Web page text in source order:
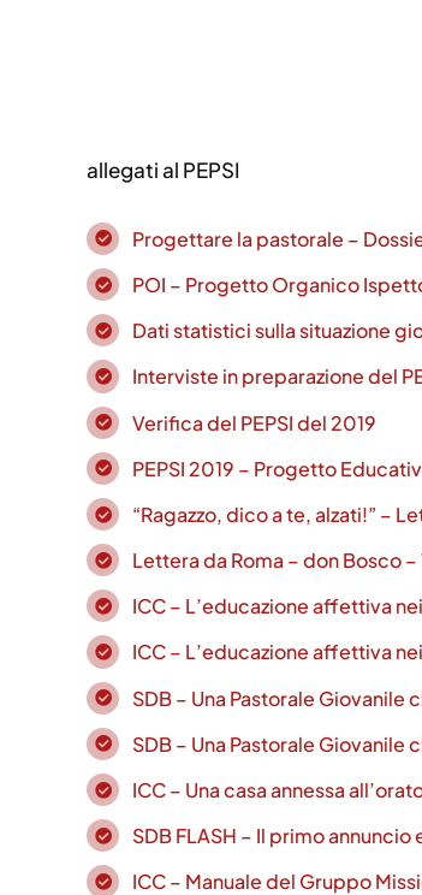
allegati al PEPSI
Progettare la pastorale –
POI – Progetto Organico
Dati statistici sulla situazione
Interviste in preparazione del
Verifica del PEPSI del 2019
PEPSI 2019 – Progetto
“Ragazzo, dico a te, alzati!” –
Lettera da Roma – don Bosco
ICC – L’educazione affettiva
ICC – L’educazione affettiva
SDB – Una Pastorale Giovanile
SDB – Una Pastorale Giovanile
ICC – Una casa annessa
SDB FLASH – Il primo
ICC – Manuale del Gruppo